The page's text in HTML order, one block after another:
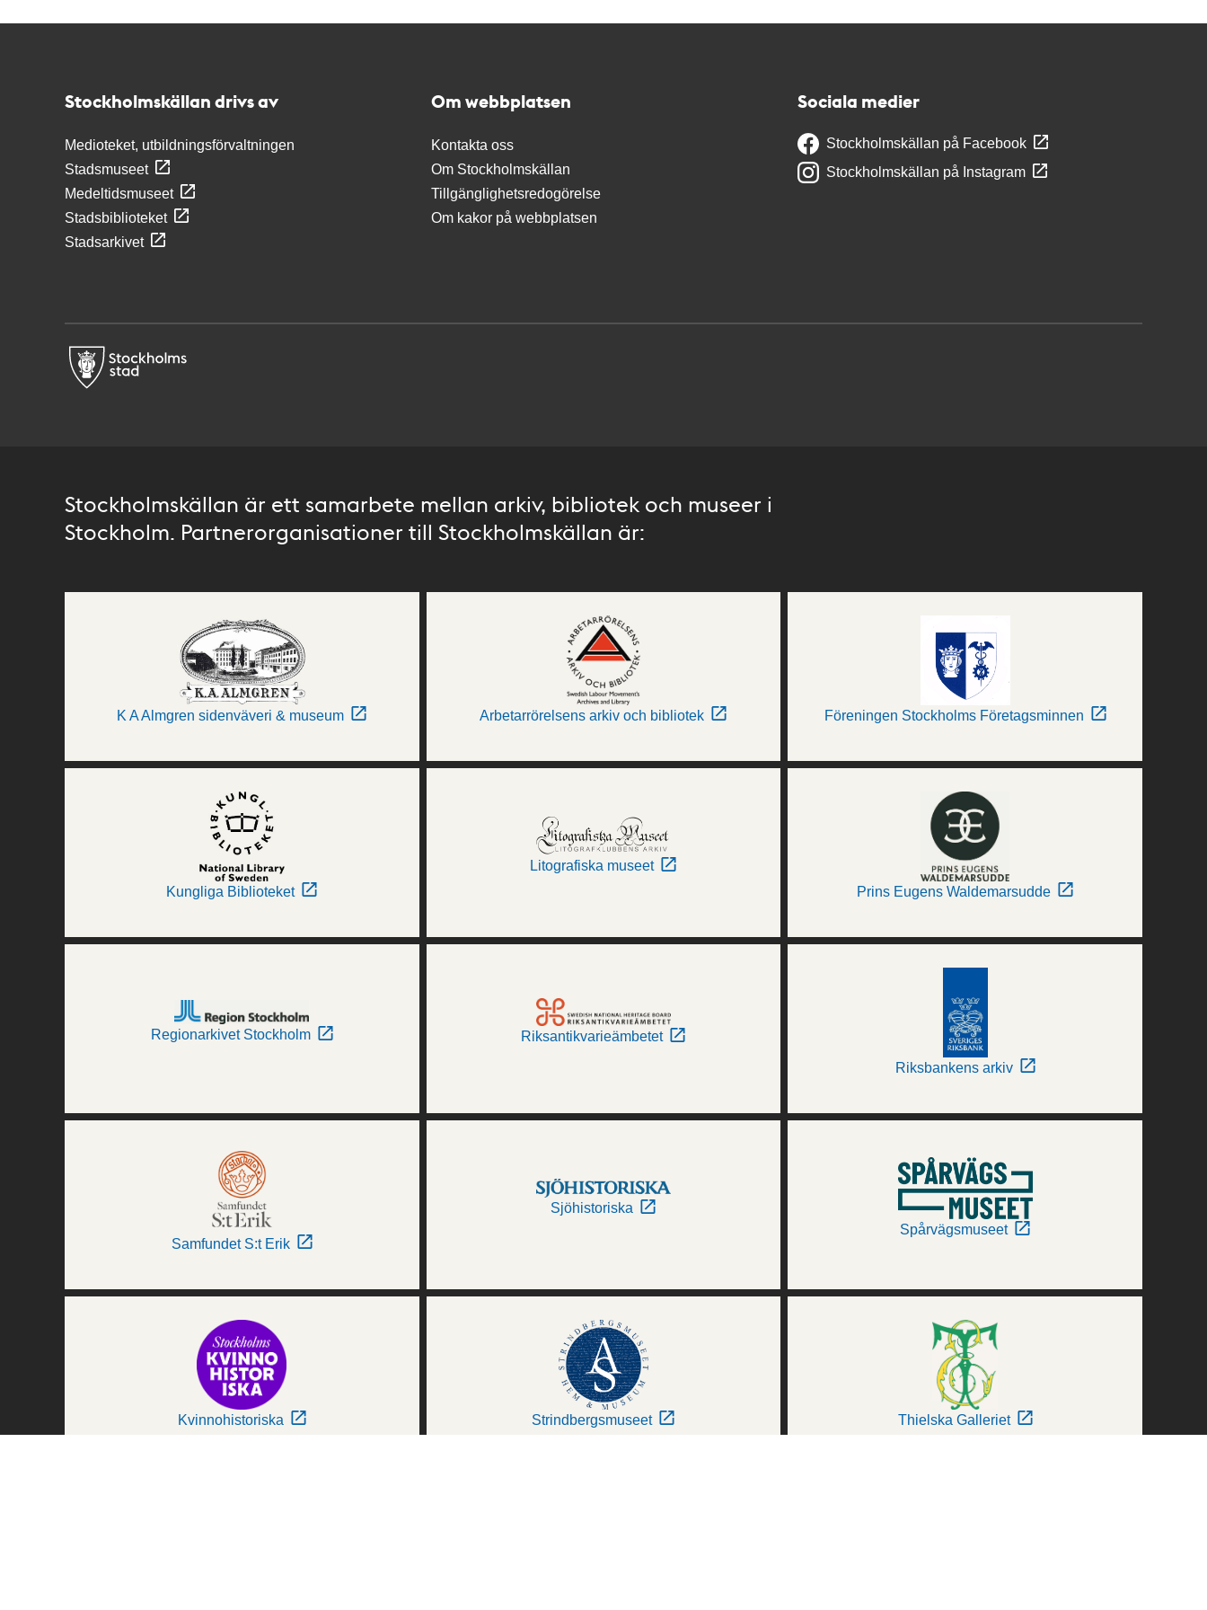
Stockholmskällan drivs av
Medioteket, utbildningsförvaltningen
Stadsmuseet
Medeltidsmuseet
Stadsbiblioteket
Stadsarkivet
Om webbplatsen
Kontakta oss
Om Stockholmskällan
Tillgänglighetsredogörelse
Om kakor på webbplatsen
Sociala medier
Stockholmskällan på Facebook
Stockholmskällan på Instagram
Stockholmskällan är ett samarbete mellan arkiv, bibliotek och museer i
Stockholm. Partnerorganisationer till Stockholmskällan är:
K A Almgren sidenväveri & museum Arbetarrörelsens arkiv och bibliotek Föreningen Stockholms Företagsminnen
Kungliga Biblioteket
Litografiska museet
Prins Eugens Waldemarsudde
Regionarkivet Stockholm Riksantikvarieämbetet
Riksbankens arkiv
Samfundet S:t Erik
Sjöhistoriska
Spårvägsmuseet
Kvinnohistoriska Strindbergsmuseet Thielska Galleriet